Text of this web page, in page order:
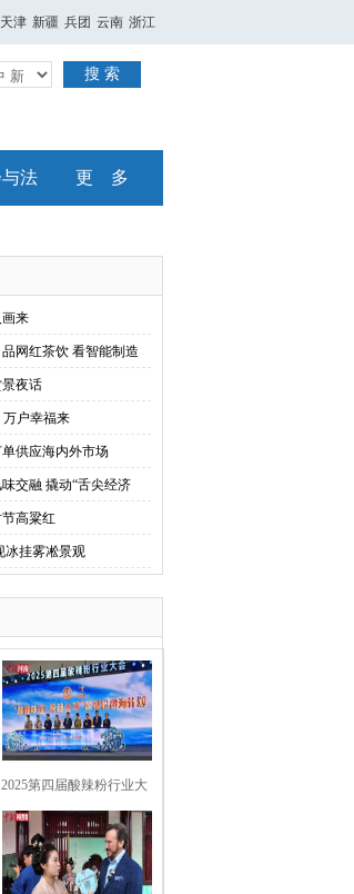
天津 新疆 兵团 云南 浙江
搜 索
法 更 多
来
网红茶饮 看智能制造
夜话
万户幸福来
供应海内外市场
交融 撬动“舌尖经济
高粱红
冰挂雾凇景观
2025第四届酸辣粉行业大
会在河南开封举行